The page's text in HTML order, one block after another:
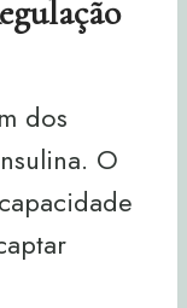
dos
O